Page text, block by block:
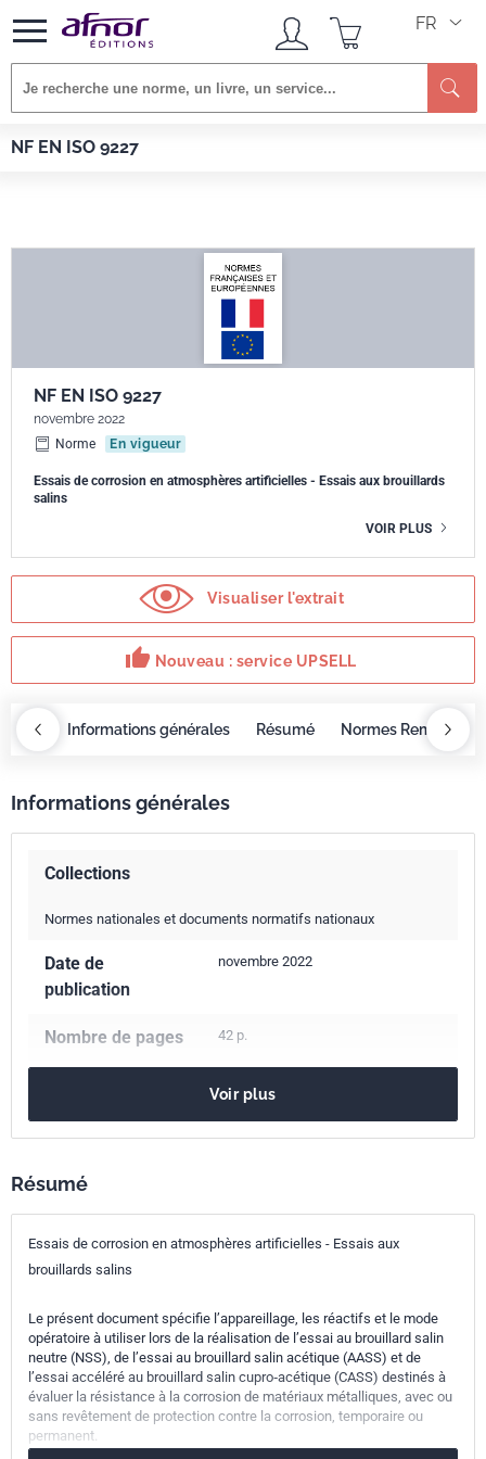
FR
NF EN ISO 9227
Afnor EDITIONS Normes
NF EN ISO 9227
novembre 2022
Norme
En vigueur
Essais de corrosion en atmosphères artificielles - Essais aux brouillards
salins
VOIR PLUS
Visualiser l'extrait
thumb_up Nouveau : service UPSELL
Informations générales Résumé Normes
Informations générales
Collections
Normes nationales et documents normatifs nationaux
Date de
publication
novembre 2022
Nombre de pages 42 p.
Codes ICS
Indice de
classement
Numéro de tirage
Parenté
internationale
ISO 9227:2022
Parenté
européenne
EN ISO 9227:2022
Voir plus
Résumé
Essais de corrosion en atmosphères artificielles - Essais aux
brouillards salins
Le présent document spécifie l’appareillage, les réactifs et le mode
opératoire à utiliser lors de la réalisation de l’essai au brouillard salin
neutre (NSS), de l’essai au brouillard salin acétique (AASS) et de
l’essai accéléré au brouillard salin cupro‑acétique (CASS) destinés à
évaluer la résistance à la corrosion de matériaux métalliques, avec ou
sans revêtement de protection contre la corrosion, temporaire ou
permanent.